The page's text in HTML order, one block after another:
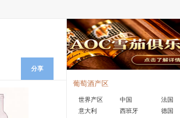
分享
葡萄酒产区
世界产区 中国
法国
意大利
西班牙
德国